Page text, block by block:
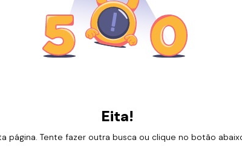
Eita!
página. Tente fazer outra busca ou clique no botão